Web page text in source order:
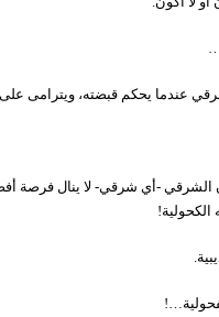
عندما يحكم قبضته، ويترامى
-أي شرقي- لا ينال فرصة
الكحولية!